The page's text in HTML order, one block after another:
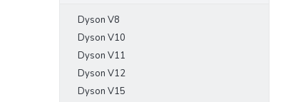
Dyson V8
Dyson V10
Dyson V11
Dyson V12
Dyson V15